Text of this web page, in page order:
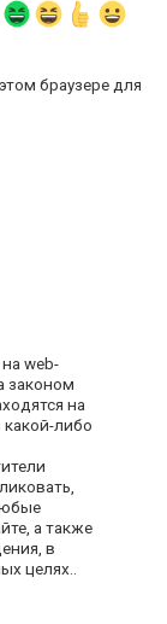
браузере для
web-
законом
на
либо
а также
в
целях..